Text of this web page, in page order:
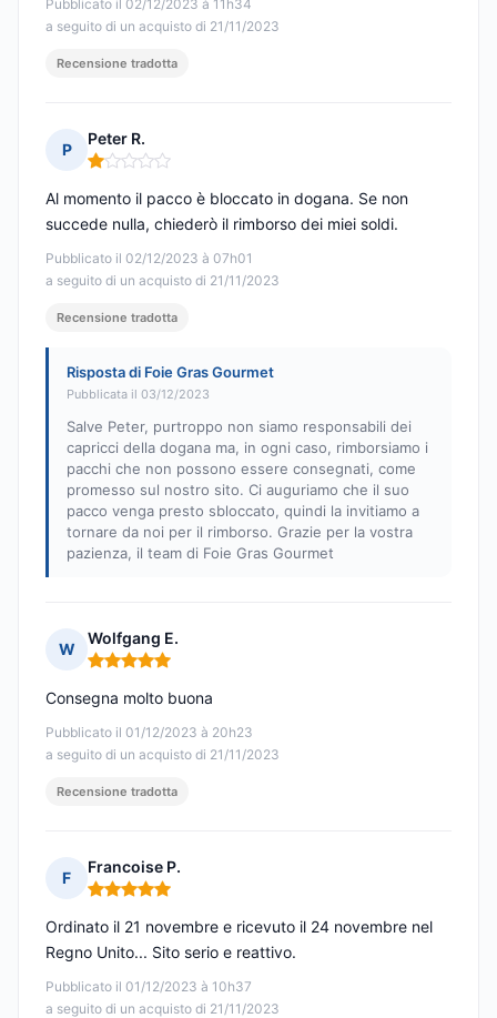
Pubblicato il 02/12/2023 à 11h34
a seguito di un acquisto di 21/11/2023
Recensione tradotta
P
Peter R.
Nota: 1 su 5
Pubblicato il 02/12/2023 à 07h01
a seguito di un acquisto di 21/11/2023
Al momento il pacco è bloccato in dogana. Se non
succede nulla, chiederò il rimborso dei miei soldi.
Recensione tradotta
Risposta di Foie Gras Gourmet
Pubblicata il 03/12/2023
Salve Peter, purtroppo non siamo responsabili dei
capricci della dogana ma, in ogni caso, rimborsiamo i
pacchi che non possono essere consegnati, come
promesso sul nostro sito. Ci auguriamo che il suo
pacco venga presto sbloccato, quindi la invitiamo a
tornare da noi per il rimborso. Grazie per la vostra
pazienza, il team di Foie Gras Gourmet
W
Wolfgang E.
Nota: 5 su 5
Pubblicato il 01/12/2023 à 20h23
a seguito di un acquisto di 21/11/2023
Consegna molto buona
Recensione tradotta
F
Francoise P.
Nota: 5 su 5
Pubblicato il 01/12/2023 à 10h37
a seguito di un acquisto di 21/11/2023
Ordinato il 21 novembre e ricevuto il 24 novembre nel
Regno Unito... Sito serio e reattivo.